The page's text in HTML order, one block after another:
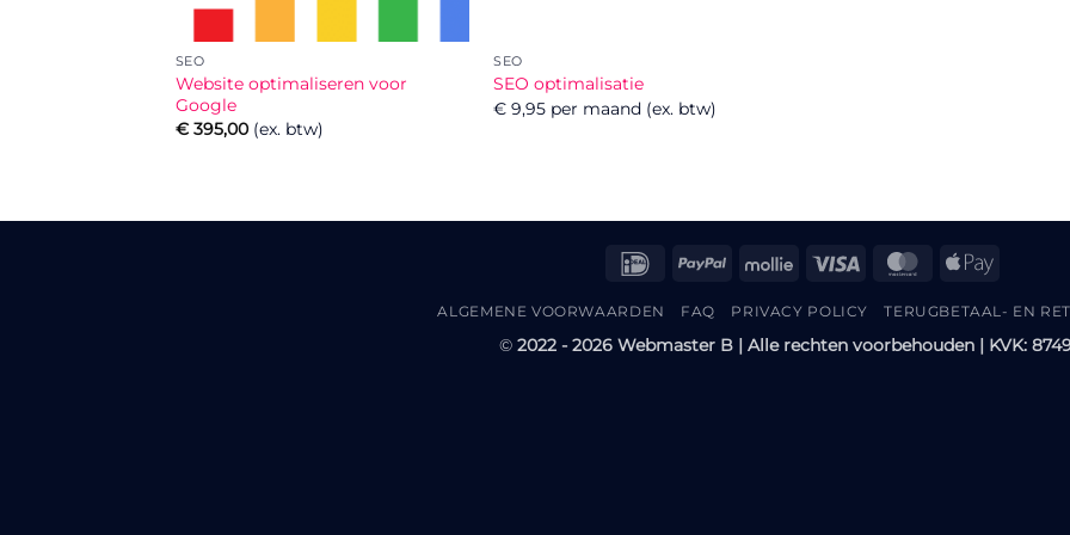
SEO
Website optimaliseren voor
Google
€395,00 (ex. btw)
SEO
SEO optimalisatie
€ 9,95 per maand (ex. btw)
IDeal PayPal Mollie Visa MasterCardApple
ALGEMENE VOORWAARDEN FAQ PRIVACY POLICY TERUGBETAAL- EN
© 2022 - 2026 Webmaster B | Alle rechten voorbehouden | KVK: